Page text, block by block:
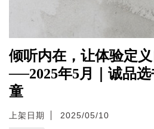
倾听内在，让体验定
──2025年5月｜诚品
童
上架日期 2025/05/10